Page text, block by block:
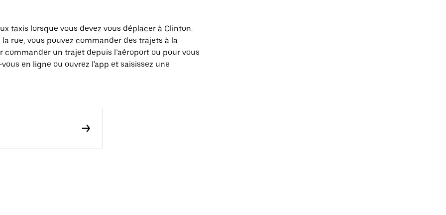
taxis lorsque vous devez vous déplacer à Clinton.
rue, vous pouvez commander des trajets à la
commander un trajet depuis l’aéroport ou pour vous
en ligne ou ouvrez l'app et saisissez une